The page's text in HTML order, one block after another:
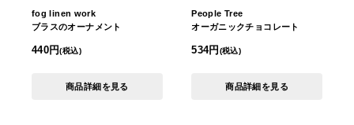
fog linen work
ブラスのオーナメント
440円(税込)
商品詳細を見る
People Tree
オーガニックチョコレート
534円 (税込)
商品詳細を見る